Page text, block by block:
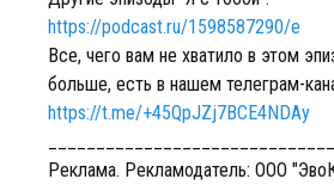
https://podcast.ru/1598587290/e
Все, чего вам не хватило в этом
больше, есть в нашем телеграм-
https://t.me/+45QpJZj7BCE4NDAy
Реклама. Рекламодатель: ООО